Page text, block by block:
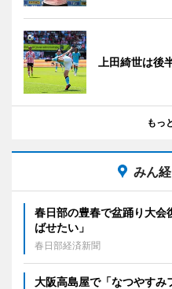
上田綺世は
もっ
みん
春日部の豊春で盆踊り大
ばせたい」
春日部経済新聞
大阪高島屋で「なつやす